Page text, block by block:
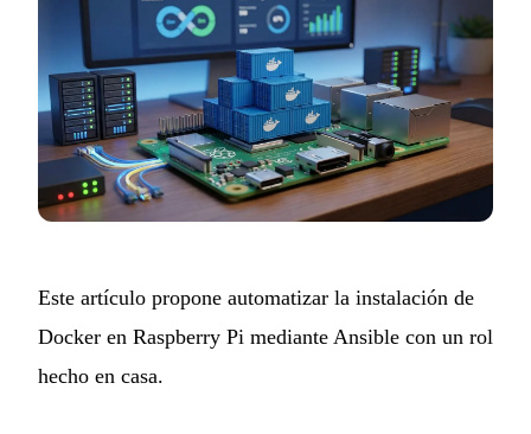
Este artículo propone automatizar la instalación de
Docker en Raspberry Pi mediante Ansible con un rol
hecho en casa.